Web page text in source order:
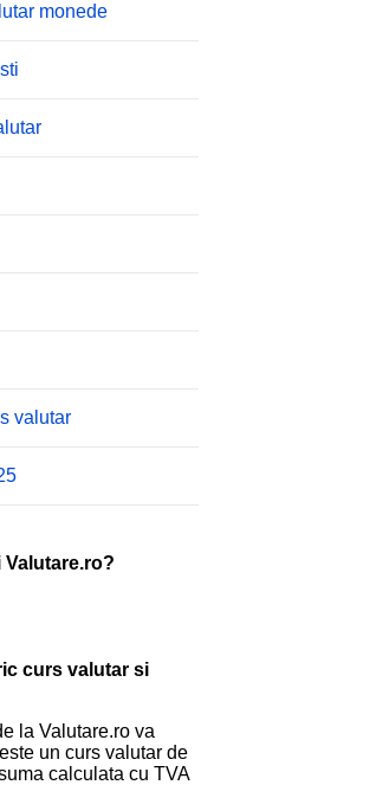
monede
valutar
Valutare.ro?
curs valutar si
la Valutare.ro va
un curs valutar de
calculata cu TVA